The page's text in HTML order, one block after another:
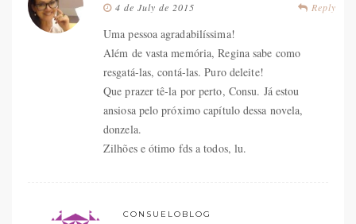
Reply
4 de July de 2015
Uma pessoa agradabilíssima!
Além de vasta memória, Regina sabe como
resgatá-las, contá-las. Puro deleite!
Que prazer tê-la por perto, Consu. Já estou
ansiosa pelo próximo capítulo dessa novela,
donzela.
Zilhões e ótimo fds a todos, lu.
CONSUELOBLOG